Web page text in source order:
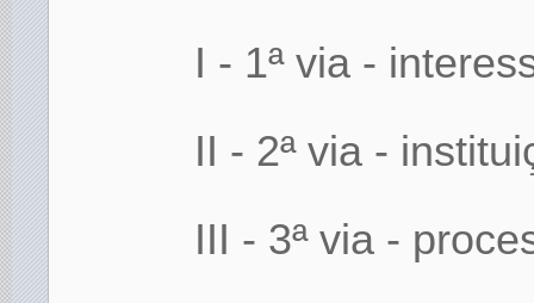
I - 1ª via -
II - 2ª via -
III - 3ª via -